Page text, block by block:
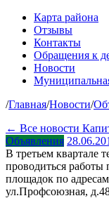
Карта района
Отзывы
Контакты
Обращения к
Новости
/Главная/Новости/
← Все новости
Объявления
В третьем квартале
проводиться
площадок по
ул.Профсоюзная,